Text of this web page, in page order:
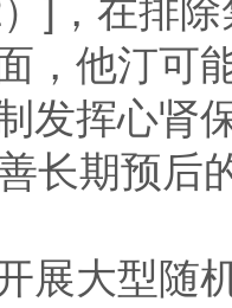
）]，在排
，他汀可
发挥心肾
长期预后
展大型随